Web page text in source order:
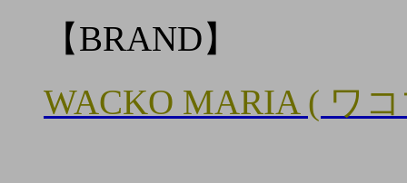
【BRAND】
WACKO MARIA ( ワ